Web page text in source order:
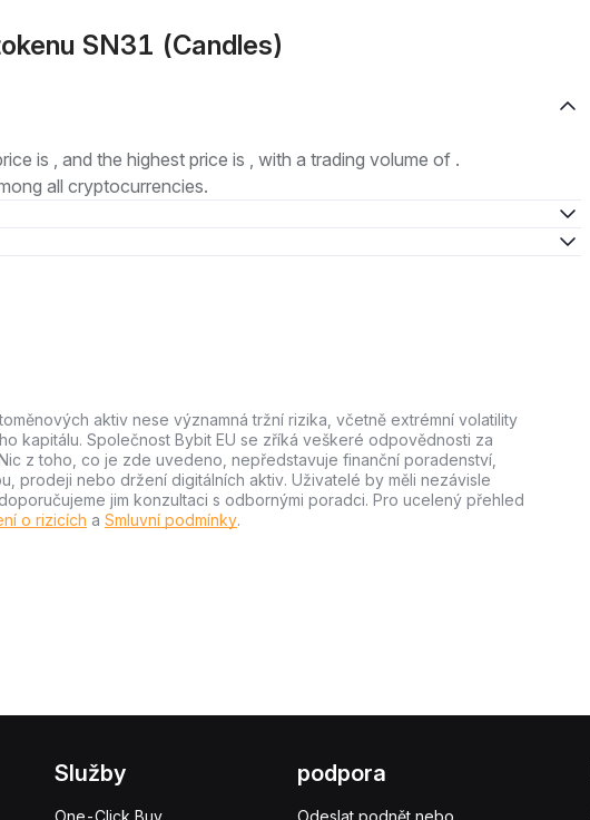
SN31 (Candles)
is , and the highest price is , with a trading volume of .
all cryptocurrencies.
aktiv nese významná tržní rizika, včetně extrémní volatility
kapitálu. Společnost Bybit EU se zříká veškeré odpovědnosti za
z toho, co je zde uvedeno, nepředstavuje finanční poradenství,
prodeji nebo držení digitálních aktiv. Uživatelé by měli nezávisle
jim konzultaci s odbornými poradci. Pro ucelený přehled
o rizicích a Smluvní podmínky.
Služby
One-Click Buy
podpora
Odeslat podnět nebo